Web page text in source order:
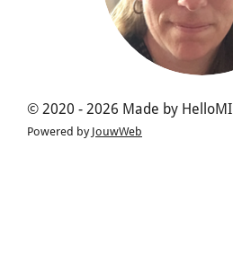
© 2020 - 2026 Made by HelloMI
Powered by JouwWeb